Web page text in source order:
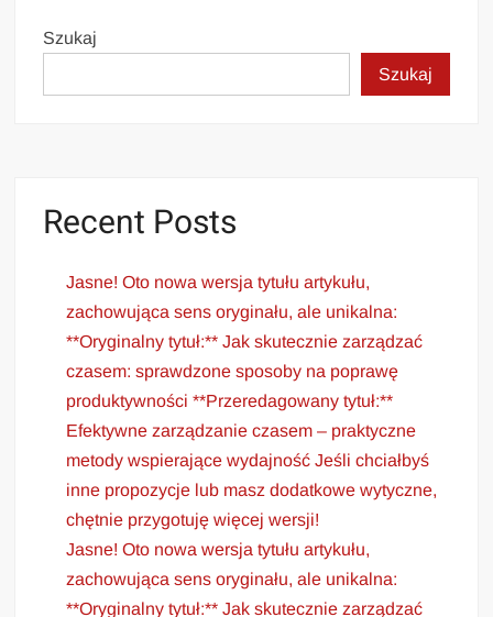
Szukaj
Szukaj
Recent Posts
Jasne! Oto nowa wersja tytułu artykułu,
zachowująca sens oryginału, ale unikalna:
**Oryginalny tytuł:** Jak skutecznie zarządzać
czasem: sprawdzone sposoby na poprawę
produktywności **Przeredagowany tytuł:**
Efektywne zarządzanie czasem – praktyczne
metody wspierające wydajność Jeśli chciałbyś
inne propozycje lub masz dodatkowe wytyczne,
chętnie przygotuję więcej wersji!
Jasne! Oto nowa wersja tytułu artykułu,
zachowująca sens oryginału, ale unikalna:
**Oryginalny tytuł:** Jak skutecznie zarządzać